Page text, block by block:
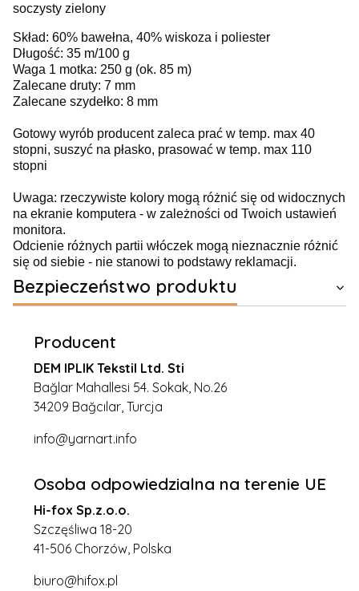
soczysty zielony
Skład: 60% bawełna, 40% wiskoza i poliester
Długość: 35 m/100 g
Waga 1 motka: 250 g (ok. 85 m)
Zalecane druty: 7 mm
Zalecane szydełko: 8 mm
Gotowy wyrób producent zaleca prać w temp. max 40
stopni, suszyć na płasko, prasować w temp. max 110
stopni
Uwaga: rzeczywiste kolory mogą różnić się od widocznych
na ekranie komputera - w zależności od Twoich ustawień
monitora.
Odcienie różnych partii włóczek mogą nieznacznie różnić
się od siebie - nie stanowi to podstawy reklamacji.
Bezpieczeństwo produktu
Producent
DEM IPLIK Tekstil Ltd. Sti
Bağlar Mahallesi 54. Sokak, No.26
34209 Bağcılar, Turcja
info@yarnart.info
Osoba odpowiedzialna na terenie UE
Hi-fox Sp.z.o.o.
Szczęśliwa 18-20
41-506 Chorzów, Polska
biuro@hifox.pl